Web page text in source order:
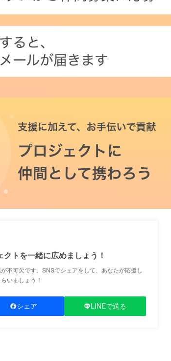
トを一緒に広めましょう！
不可欠です。SNSでシェアをして、あなたが応援し
いましょう！
シェア LINEで送る